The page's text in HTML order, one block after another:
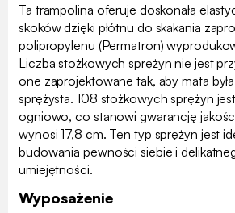
Ta trampolina oferuje doskonałą
skoków dzięki płótnu do skakania
polipropylenu (Permatron)
Liczba stożkowych sprężyn nie jest
one zaprojektowane tak, aby mata
sprężysta. 108 stożkowych sprężyn
ogniowo, co stanowi gwarancję
wynosi 17,8 cm. Ten typ sprężyn jest
budowania pewności siebie i
umiejętności.
Wyposażenie